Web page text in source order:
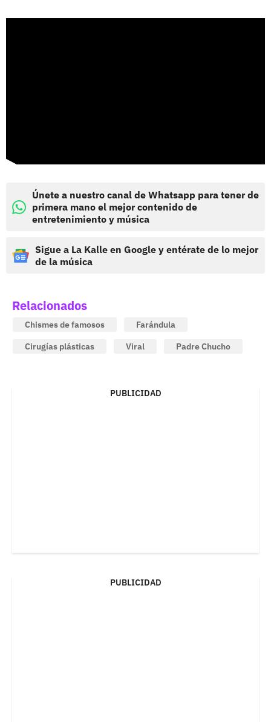
Únete a nuestro canal de Whatsapp para tener de
primera mano el mejor contenido de
entretenimiento y música
Sigue a La Kalle en Google y entérate de lo mejor
de la música
Relacionados
Chismes de famosos
Farándula
Cirugías plásticas
Viral Padre Chucho
PUBLICIDAD
PUBLICIDAD